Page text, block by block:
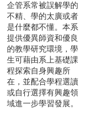
企管系常被誤解學的
不精、學的太廣或者
是什麼都不懂。本系
提供優異師資和優良
的教學研究環境，學
生可藉由系上基礎課
程探索自身興趣所
在，並配合學程選讀
或自行選擇有興趣領
域進一步學習發展。